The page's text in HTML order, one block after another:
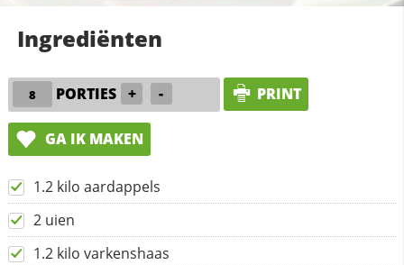
Ingrediënten
PORTIES + - PRINT
GA IK MAKEN
1.2 kilo aardappels
2 uien
1.2 kilo varkenshaas